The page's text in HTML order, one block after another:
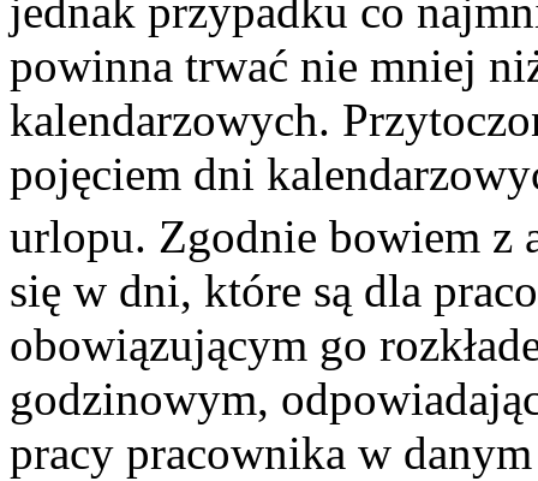
jednak przypadku co
powinna trwać nie mniej
kalendarzowych.
pojęciem dni
urlopu. Zgodnie bowiem z
się w dni, które są dla
obowiązującym go
godzinowym,
pracy pracownika w